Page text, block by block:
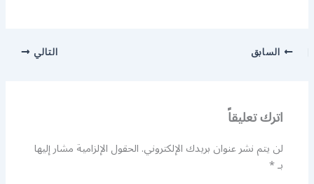
السابق التالي
اترك تعليقاً
لن يتم نشر عنوان بريدك الإلكتروني.الحقول الإلزامية مشار إليها
بـ*